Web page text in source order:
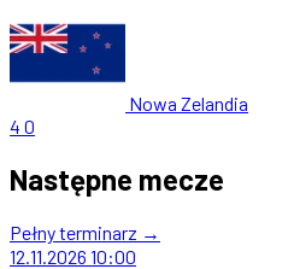
Nowa Zelandia
4 0
Następne mecze
Pełny terminarz →
12.11.2026 10:00